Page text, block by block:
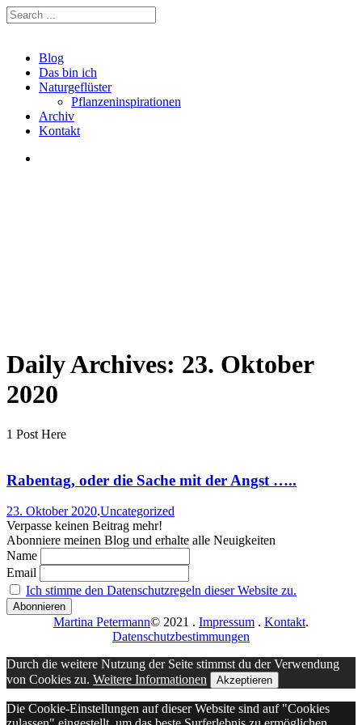
Blog
Das bin ich
Naturgeflüster
Pflanzeninspirationen
Archiv
Kontakt
Daily Archives: 23. Oktober
2020
1 Post Here
Rabentag, oder die Sache mit der Angst …..
23. Oktober 2020.Uncategorized
Verpasse keinen Beitrag mehr!
Abonniere meinen Blog und erhalte alle Neuigkeiten
Name
Email
Ich stimme den Datenschutzregeln dieser Website zu.
Martina Petermann© 2021 . Impressum . Kontakt.
Datenschutzbestimmungen
Durch die weitere Nutzung der Seite stimmst du der Verwendung
von Cookies zu. Weitere Informationen Akzeptieren
Die Cookie-Einstellungen auf dieser Website sind auf "Cookies